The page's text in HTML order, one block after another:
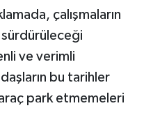
çalışmaların
ve verimli
bu tarihler
park etmemeleri